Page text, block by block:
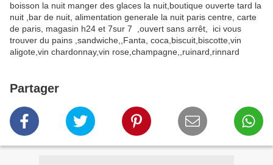
boisson la nuit manger des glaces la nuit,boutique ouverte tard la
nuit ,bar de nuit, alimentation generale la nuit paris centre, carte
de paris, magasin h24 et 7sur 7 ,ouvert sans arrêt, ici vous
trouver du pains ,sandwiche,,Fanta, coca,biscuit,biscotte,vin
aligote,vin chardonnay,vin rose,champagne,,ruinard,rinnard
Partager